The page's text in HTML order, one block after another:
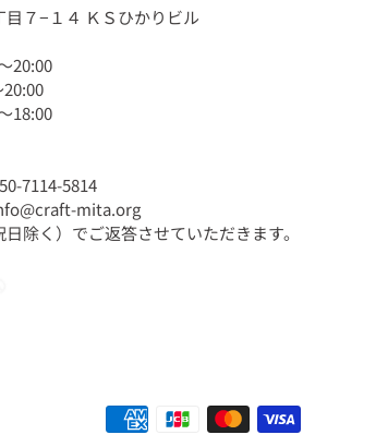
７−１４ ＫＳひかりビル
20:00
18:00
5814
mita.org
除く）でご返答させていただきます。